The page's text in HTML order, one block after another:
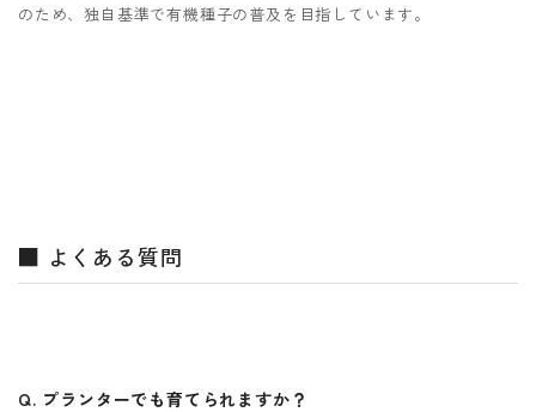
のため、独自基準で有機種子の普及を目指しています。
■ よくある質問
Q. プランターでも育てられますか？